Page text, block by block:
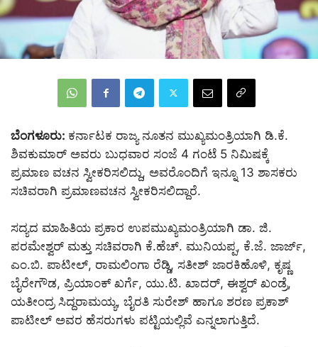
ಬೆಂಗಳೂರು: ಕರ್ನಾಟಕ ರಾಜ್ಯ ನೂತನ ಮುಖ್ಯಮಂತ್ರಿಯಾಗಿ ಡಿ.ಕೆ.
ಶಿವಕುಮಾರ್‌ ಅವರು ಬುಧವಾರ ಸಂಜೆ 4 ಗಂಟೆ 5 ನಿಮಿಷಕ್ಕೆ
ಪ್ರಮಾಣ ವಚನ ಸ್ವೀಕರಿಸಲಿದ್ದು, ಅವರೊಂದಿಗೆ ಇನ್ನೂ 13 ಶಾಸಕರು
ಸಚಿವರಾಗಿ ಪ್ರಮಾಣವಚನ ಸ್ವೀಕರಿಸಲಿದ್ದಾರೆ.
ಸದ್ಯದ ಮಾಹಿತಿಯ ಪ್ರಕಾರ ಉಪಮುಖ್ಯಮಂತ್ರಿಯಾಗಿ ಡಾ. ಜಿ.
ಪರಮೇಶ್ವರ್ ಮತ್ತು ಸಚಿವರಾಗಿ ಕೆ.ಹೆಚ್. ಮುನಿಯಪ್ಪ, ಕೆ.ಜೆ. ಜಾರ್ಜ್,
ಎಂ.ಬಿ. ಪಾಟೀಲ್, ರಾಮಲಿಂಗಾ ರೆಡ್ಡಿ, ಸತೀಶ್ ಜಾರಕಿಹೊಳಿ, ಕೃಷ್ಣ
ಬೈರೇಗೌಡ, ಪ್ರಿಯಾಂಕ್ ಖರ್ಗೆ, ಯು.ಟಿ. ಖಾದರ್, ಈಶ್ವರ್ ಖಂಡ್ರೆ,
ಯತೀಂದ್ರ ಸಿದ್ದರಾಮಯ್ಯ, ಬೈರತಿ ಸುರೇಶ್ ಹಾಗೂ ಶರಣ ಪ್ರಕಾಶ್
ಪಾಟೀಲ್ ಅವರ ಹೆಸರುಗಳು ಪಟ್ಟಿಯಲ್ಲಿವೆ ಎನ್ನಲಾಗುತ್ತಿದೆ.